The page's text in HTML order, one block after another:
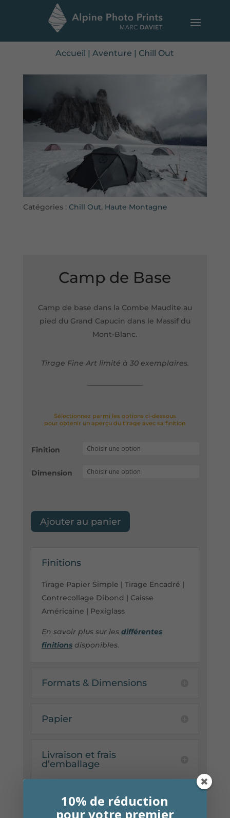
Accueil |Aventure Chill Out
Catégories : Chill Out, Haute Montagne
Camp de Base
Camp de base dans la Combe Maudite au
pied du Grand Capucin dans le Massif du
Mont-Blanc.
Tirage Fine Art limité à 30 exemplaires.
Sélectionnez parmi les options ci-dessous
pour obtenir un aperçu du tirage avec sa finition
Finition
Dimension
Ajouter au panier
Finitions
Tirage Papier Simple | Tirage Encadré |
Contrecollage Dibond | Caisse
Américaine | Pexiglass
En savoir plus sur les différentes
finitionsdisponibles.
Formats & Dimensions
Papier
Livraison et frais
d’emballage
10% de réduction
pour votre premier